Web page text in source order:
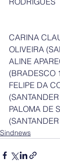
CARINA
OLIVEIRA
ALINE
(BRADESCO
FELIPE DA
PALOMA DE
Sindnews